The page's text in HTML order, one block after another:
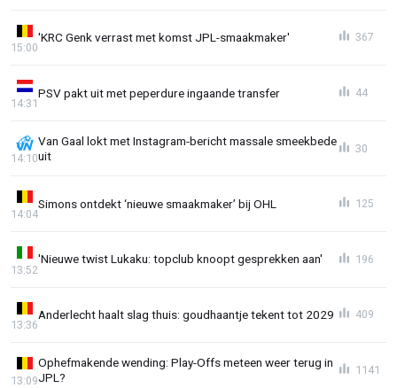
'KRC Genk verrast met komst JPL-smaakmaker'
15:00
367
PSV pakt uit met peperdure ingaande transfer
14:31
44
Van Gaal lokt met Instagram-bericht massale smeekbede
uit
14:10
30
Simons ontdekt ‘nieuwe smaakmaker’ bij OHL
14:04
125
'Nieuwe twist Lukaku: topclub knoopt gesprekken aan'
13:52
196
Anderlecht haalt slag thuis: goudhaantje tekent tot 2029
13:36
409
Ophefmakende wending: Play-Offs meteen weer terug in
JPL?
13:09
1141